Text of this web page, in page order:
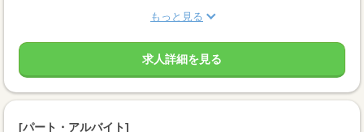
もっと見る
求人詳細を見る
[パート・アルバイト]